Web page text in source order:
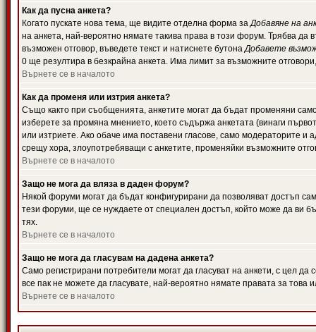
Как да пусна анкета?
Когато пускате нова тема, ще видите отделна форма заДобавяне на
на анкета, най-вероятно нямате такива права в този форум. Трябва да
възможен отговор, въведете текст и натиснете бутонаДобавете
0 ще резултира в безкрайна анкета. Има лимит за възможните
Върнете се в началото
Как да променя или изтрия анкета?
Също както при съобщенията, анкетите могат да бъдат променяни
изберете за промяна мнението, което съдържа анкетата (винаги
или изтриете. Ако обаче има поставени гласове, само модераторите и
срещу хора, злоупотребяващи с анкетите, променяйки възможните
Върнете се в началото
Защо не мога да вляза в даден форум?
Някой форуми могат да бъдат конфигурирани да позволяват достъп
тези форуми, ще се нуждаете от специален достъп, който може да ви
тях.
Върнете се в началото
Защо не мога да гласувам на дадена анкета?
Само регистрирани потребители могат да гласуват на анкети, с цел
все пак не можете да гласувате, най-вероятно нямате правата за това
Върнете се в началото